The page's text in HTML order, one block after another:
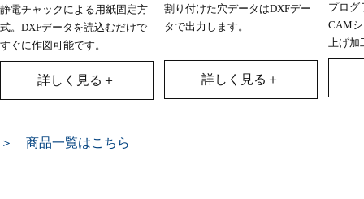
静電チャックによる用紙固定方
式。DXFデータを読込むだけで
すぐに作図可能です。
詳しく見る＋
割り付けた穴データはDXFデー
タで出力します。
詳しく見る＋
プログ
CAM
上げ加
＞ 商品一覧はこちら